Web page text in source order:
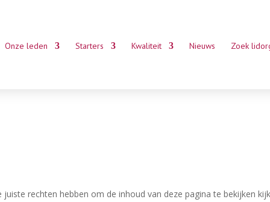
Onze leden Starters Kwaliteit Nieuws Zoek
rechten hebben om de inhoud van deze pagina te bekijken